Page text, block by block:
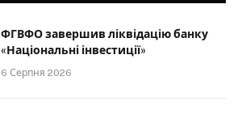
ФГВФО завершив ліквідацію банку
«Національні інвестиції»
6 Серпня 2026